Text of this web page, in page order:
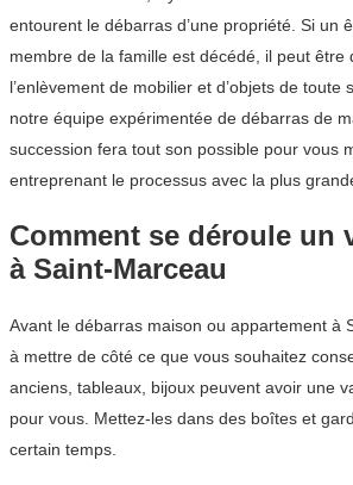
entourent le débarras d’une propriété. Si un
membre de la famille est décédé, il peut être
l’enlèvement de mobilier et d’objets de toute
notre équipe expérimentée de débarras de
succession fera tout son possible pour vous
entreprenant le processus avec la plus
Comment se déroule un
à Saint-Marceau
Avant le débarras maison ou appartement à
à mettre de côté ce que vous souhaitez
anciens, tableaux, bijoux peuvent avoir une
pour vous. Mettez-les dans des boîtes et
certain temps.